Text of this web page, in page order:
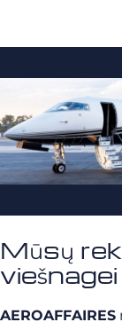
Mūsų
AEROAFFAIRES